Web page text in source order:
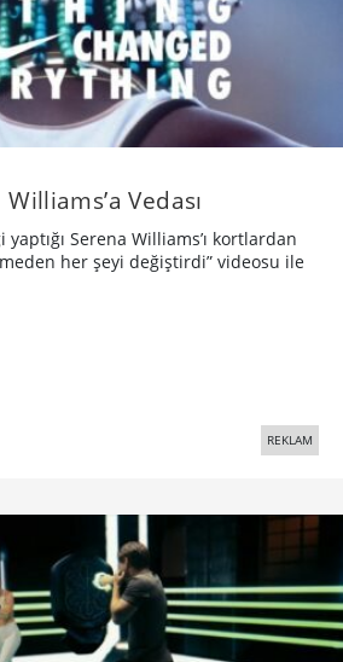
Vedası
Serena Williams’ı kortlardan
her şeyi değiştirdi” videosu ile
REKLAM